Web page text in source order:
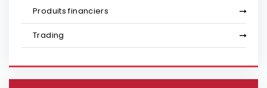
Produits financiers
Trading